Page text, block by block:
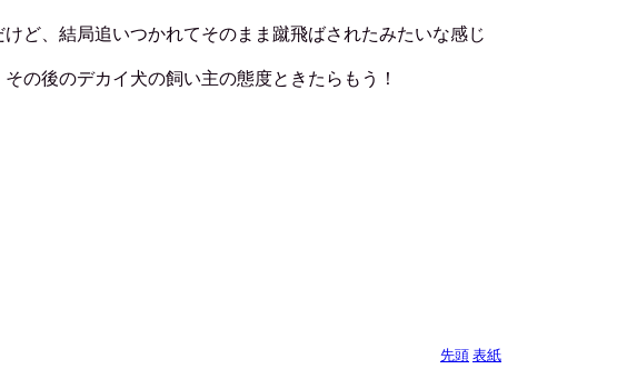
ど、結局追いつかれてそのまま蹴飛ばされたみたいな感じ
の後のデカイ犬の飼い主の態度ときたらもう！
先頭 表紙